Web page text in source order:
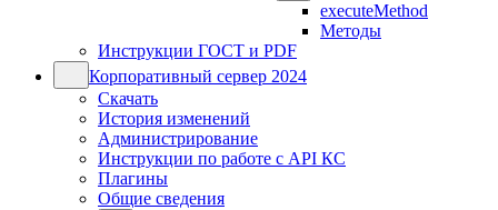
executeMethod
Методы
Инструкции ГОСТ и PDF
Корпоративный сервер 2024
Скачать
История изменений
Администрирование
Инструкции по работе с API КС
Плагины
Общие сведения